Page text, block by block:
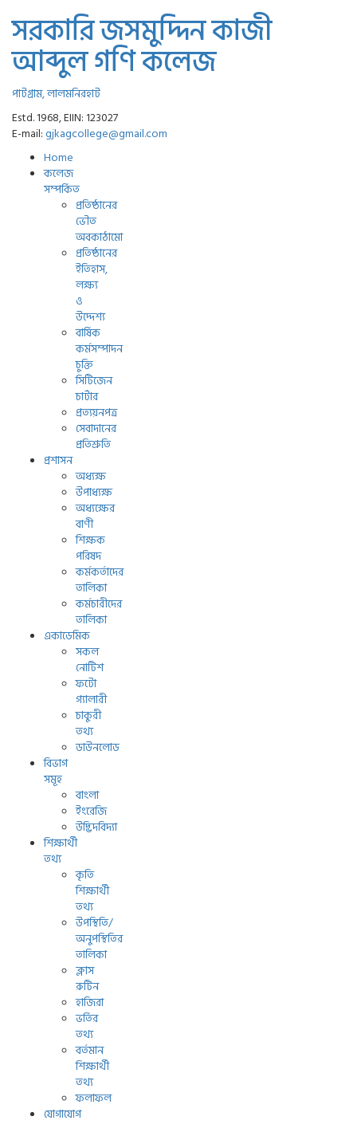
সরকারি জসমুদ্দিন কাজী
আব্দুল গণি কলেজ
পাটগ্রাম, লালমনিরহাট
Estd. 1968, EIIN: 123027
E-mail:gjkagcollege@gmail.com
Home
কলেজ
সম্পর্কিত
প্রতিষ্ঠানের
ভৌত
অবকাঠামো
প্রতিষ্ঠানের
ইতিহাস,
লক্ষ্য
ও
উদ্দেশ্য
বার্ষিক
কর্মসম্পাদন
চুক্তি
সিটিজেন
চার্টার
প্রত্যয়নপত্র
সেবাদানের
প্রতিশ্রুতি
প্রশাসন
অধ্যক্ষ
উপাধ্যক্ষ
অধ্যক্ষের
বাণী
শিক্ষক
পরিষদ
কর্মকর্তাদের
তালিকা
কর্মচারীদের
তালিকা
একাডেমিক
সকল
নোটিশ
ফটো
গ্যালারী
চাকুরী
তথ্য
ডাউনলোড
বিভাগ
সমূহ
বাংলা
ইংরেজি
উদ্ভিদবিদ্যা
শিক্ষার্থী
তথ্য
কৃতি
শিক্ষার্থী
তথ্য
উপস্থিতি/
অনুপস্থিতির
তালিকা
ক্লাস
রুটিন
হাজিরা
ভর্তির
তথ্য
বর্তমান
শিক্ষার্থী
তথ্য
ফলাফল
যোগাযোগ